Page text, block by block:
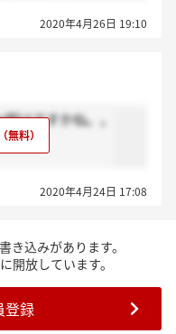
2020年4月26日 19:10
けですかね。。
2020年4月24日 17:08
き込みがあります。
開放しています。
登録